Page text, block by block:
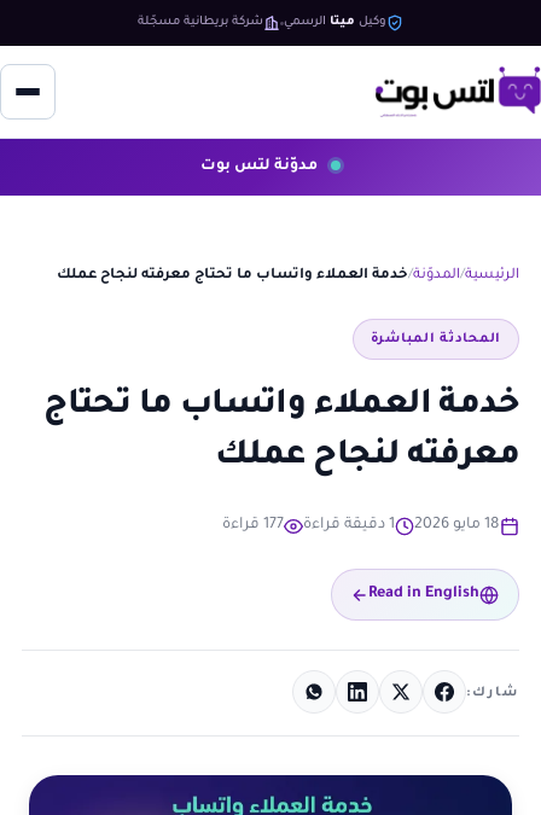
وكيل ميتا الرسمي شركة بريطانية مسجّلة
مدوّنة لتس بوت
الرئيسية المدوّنة خدمة العملاء واتساب ما تحتاج معرفته لنجاح عملك
المحادثة المباشرة
خدمة العملاء واتساب ما تحتاج
معرفته لنجاح عملك
18 مايو 2026 1 دقيقة قراءة 177 قراءة
Read in English
شارك: